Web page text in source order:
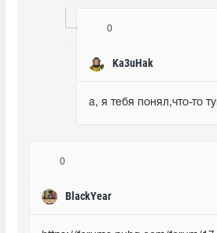
0
Ka3uHak
а, я тебя понял,что-то
0
BlackYear